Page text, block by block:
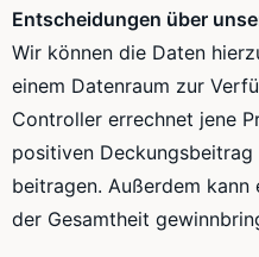
Entscheidungen über
Wir können die Daten
einem Datenraum zur
Controller errechnet jene
positiven Deckungsbeitrag
beitragen. Außerdem
der Gesamtheit